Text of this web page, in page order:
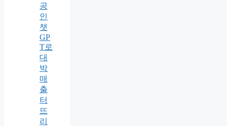
공
인
챗
GP
T로
대
박
매
출
터
뜨
리